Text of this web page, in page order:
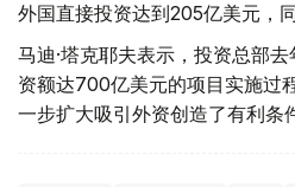
外国直接投资达到205亿美元，
马迪·塔克耶夫表示，投资总部
资额达700亿美元的项目实施过
一步扩大吸引外资创造了有利条